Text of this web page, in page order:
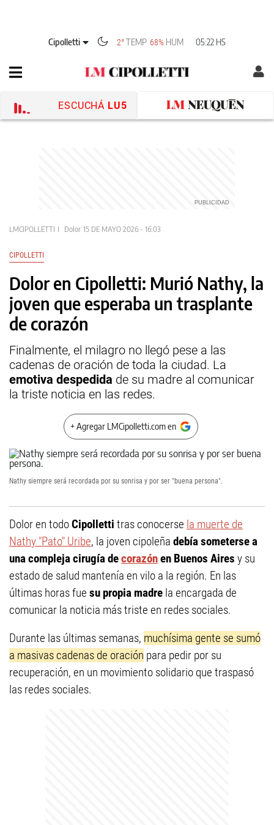
Cipolletti 2° TEMP 68% HUM 05:22 HS
ESCUCHÁ LU5
LMCIPOLLETTI Dolor 15 DE MAYO 2026 - 16:03
CIPOLLETTI
Dolor en Cipolletti: Murió Nathy, la
joven que esperaba un trasplante
de corazón
Finalmente, el milagro no llegó pese a las
cadenas de oración de toda la ciudad. La
emotiva despedida de su madre al comunicar
la triste noticia en las redes.
+ Agregar LMCipolletti.com en
Nathy siempre será recordada por su sonrisa y por ser "buena persona".
Dolor en todoCipolletti tras conocerse la muerte de
Nathy "Pato" Uribe, la joven cipoleña debía someterse a
una compleja cirugía decorazónen Buenos Aires y su
estado de salud mantenía en vilo a la región. En las
últimas horas fue su propia madre la encargada de
comunicar la noticia más triste en redes sociales.
Durante las últimas semanas, muchísima gente se sumó
a masivas cadenas de oración para pedir por su
recuperación, en un movimiento solidario que traspasó
las redes sociales.